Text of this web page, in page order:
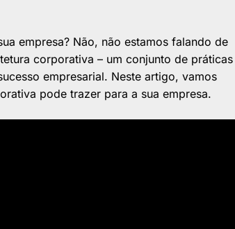
empresa? Não, não estamos falando de
corporativa – um conjunto de práticas
empresarial. Neste artigo, vamos
pode trazer para a sua empresa.